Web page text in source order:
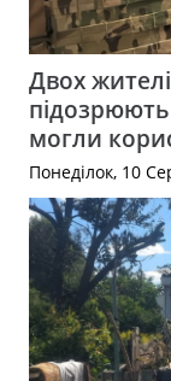
Двох
підозрюють
могли
Понеділок, 10